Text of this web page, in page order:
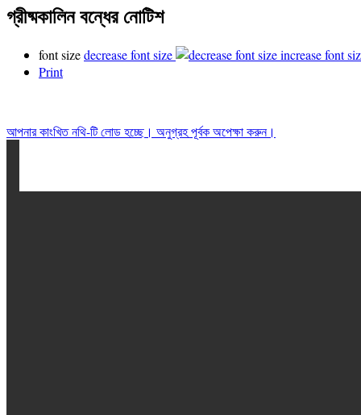
গ্রীষ্মকালিন বন্ধের নোটিশ
font sizedecrease font size
increase font
Print
আপনার কাংখিত নথি-টি লোড হচ্ছে। অনুগ্রহ পূর্বক অপেক্ষা করুন।